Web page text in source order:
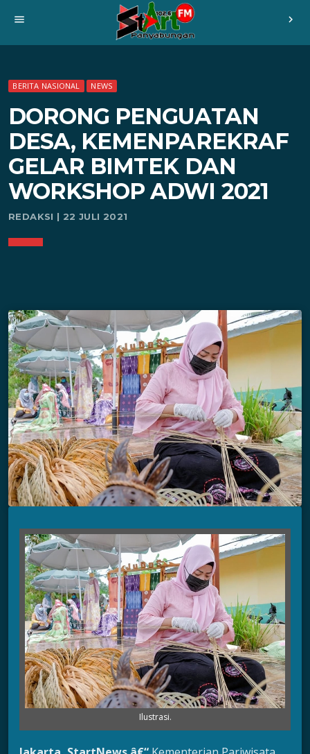
menu chevron_right
BERITA NASIONAL NEWS
DORONG PENGUATAN
DESA, KEMENPAREKRAF
GELAR BIMTEK DAN
WORKSHOP ADWI 2021
REDAKSI | 22 JULI 2021
Ilustrasi.